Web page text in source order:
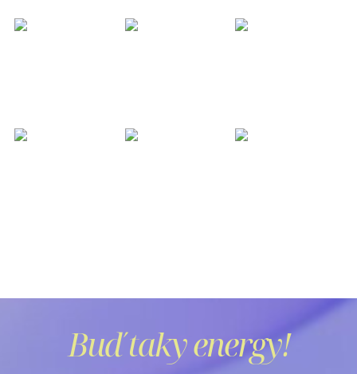
Buď taky energy!